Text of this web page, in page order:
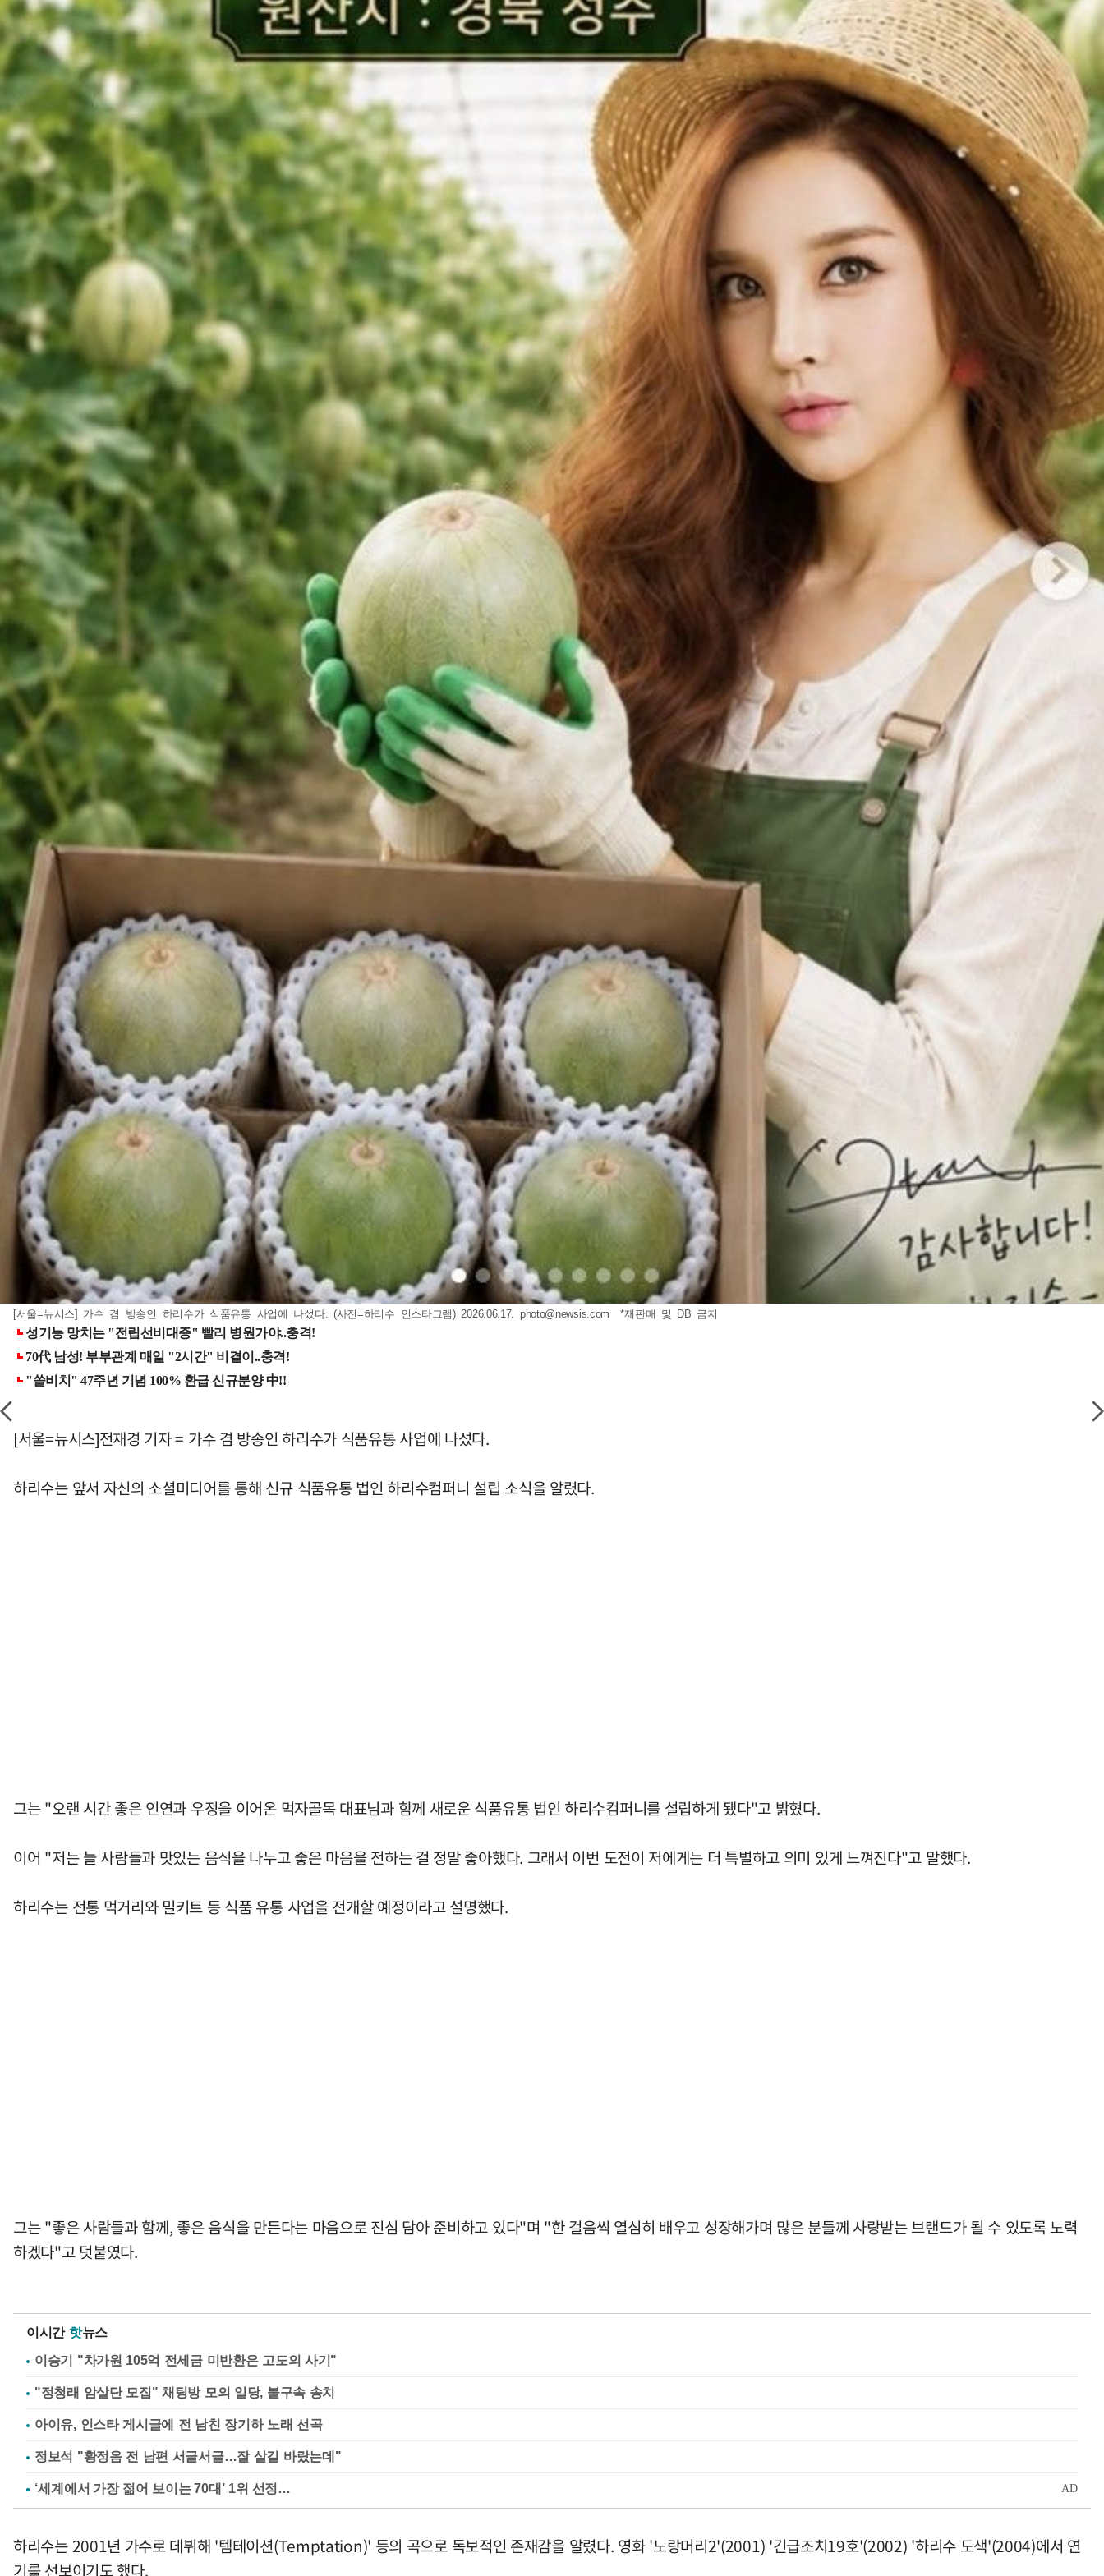
[서울=뉴시스] 가수 겸 방송인 하리수가 식품유통 사업에 나섰다. (사진=하리수 인스타그램) 2026.06.17. photo@newsis.com *재판매 및 DB 금지
[서울=뉴시스]전재경 기자 = 가수 겸 방송인 하리수가 식품유통 사업에 나섰다.
하리수는 앞서 자신의 소셜미디어를 통해 신규 식품유통 법인 하리수컴퍼니 설립 소식을 알렸다.
그는 "오랜 시간 좋은 인연과 우정을 이어온 먹자골목 대표님과 함께 새로운 식품유통 법인 하리수컴퍼니를 설립하게 됐다"고 밝혔다.
이어 "저는 늘 사람들과 맛있는 음식을 나누고 좋은 마음을 전하는 걸 정말 좋아했다. 그래서 이번 도전이 저에게는 더 특별하고 의미 있게 느껴진다"고 말했다.
하리수는 전통 먹거리와 밀키트 등 식품 유통 사업을 전개할 예정이라고 설명했다.
그는 "좋은 사람들과 함께, 좋은 음식을 만든다는 마음으로 진심 담아 준비하고 있다"며 "한 걸음씩 열심히 배우고 성장해가며 많은 분들께 사랑받는 브랜드가 될 수 있도록 노력
하겠다"고 덧붙였다.
이시간 핫뉴스
이승기 "차가원 105억 전세금 미반환은 고도의 사기"
"정청래 암살단 모집" 채팅방 모의 일당, 불구속 송치
아이유, 인스타 게시글에 전 남친 장기하 노래 선곡
정보석 "황정음 전 남편 서글서글…잘 살길 바랐는데"
하리수는 2001년 가수로 데뷔해 '템테이션(Temptation)' 등의 곡으로 독보적인 존재감을 알렸다. 영화 '노랑머리2'(2001) '긴급조치19호'(2002) '하리수 도색'(2004)에서 연
기를 선보이기도 했다.